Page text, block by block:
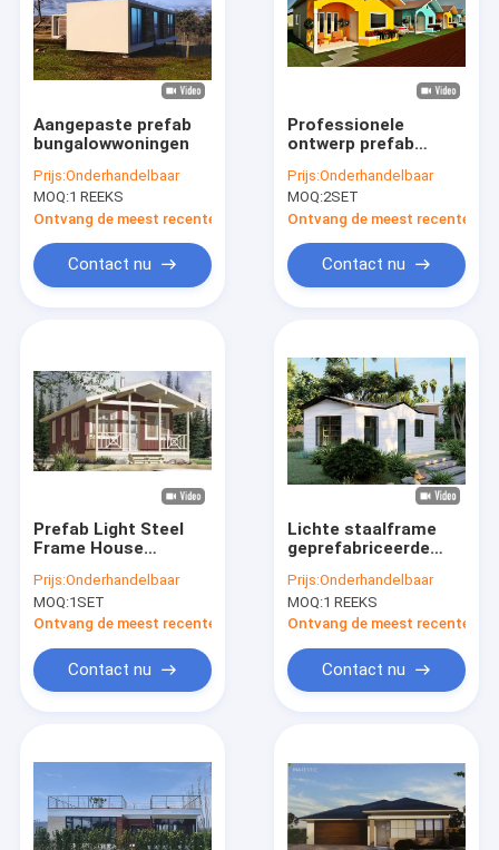
Video's
Aangepaste prefab
bungalowwoningen
Prijs:Onderhandelbaar
MOQ:1 REEKS
Ontvang de meest recente Prijs
Contact nu
Professionele
ontwerp prefab
huizen kleine
moderne stalen
huiskits
Prijs:Onderhandelbaar
MOQ:2SET
Ontvang de meest recente
Contact nu
Prefab Light Steel
Frame House
Aardbeving prefab
villa
Prijs:Onderhandelbaar
MOQ:1SET
Ontvang de meest recente Prijs
Contact nu
Lichte staalframe
geprefabriceerde
bungalows,
opvouwbare huizen,
grootmoederwoningen
Prijs:Onderhandelbaar
MOQ:1 REEKS
Ontvang de meest recente
Contact nu